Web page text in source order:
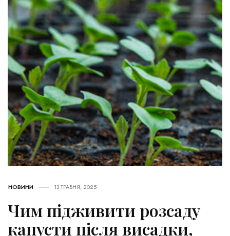
НОВИНИ 13 ТРАВНЯ, 2025
Чим підживити розсаду
капусти після висадки,